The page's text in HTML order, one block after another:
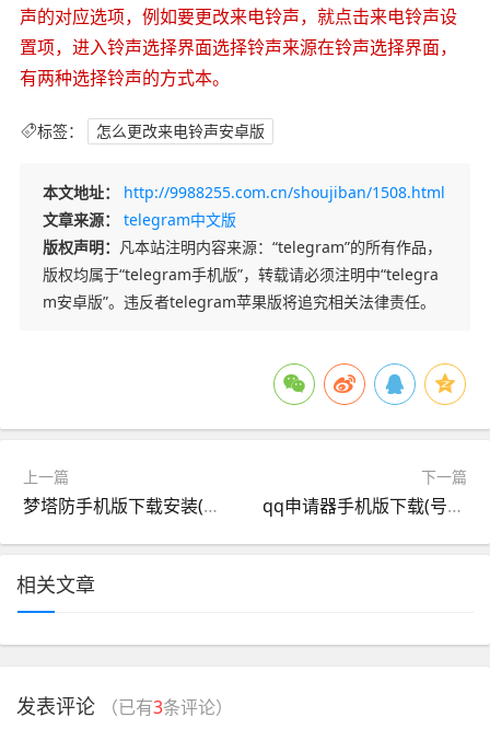
声的对应选项，例如要更改来电铃声，就点击来电铃声设
置项，进入铃声选择界面选择铃声来源在铃声选择界面，
有两种选择铃声的方式本。
标签： 怎么更改来电铃声安卓版
本文地址：
http://9988255.com.cn/shoujiban/1508.html
文章来源：
telegram中文版
版权声明： 凡本站注明内容来源：“telegram”的所有作品，
版权均属于“telegram手机版”，转载请必须注明中“telegra
m安卓版”。违反者telegram苹果版将追究相关法律责任。
上一篇
梦塔防手机版下载安装(梦塔防手游官网下载地址)
下一篇
qq申请器手机版下载(号申请器5秒100个安卓)
相关文章
发表评论 （已有3条评论）